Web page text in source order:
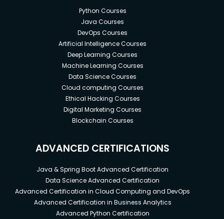
Python Courses
Java Courses
DevOps Courses
Artificial Intelligence Courses
Deep Learning Courses
Machine Learning Courses
Data Science Courses
Cloud computing Courses
Ethical Hacking Courses
Digital Marketing Courses
Blockchain Courses
ADVANCED CERTIFICATIONS
Java & Spring Boot Advanced Certification
Data Science Advanced Certification
Advanced Certification in Cloud Computing and DevOps
Advanced Certification in Business Analytics
Advanced Python Certification